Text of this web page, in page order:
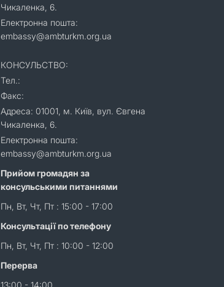
Чикаленка, 6.
Електронна пошта:
embassy@ambturkm.org.ua
КОНСУЛЬСТВО:
Тел.:
Факс:
Адреса: 01001, м. Київ, вул. Євгена
Чикаленка, 6.
Електронна пошта:
embassy@ambturkm.org.ua
Прийом громадян за
консульськими питаннями
Пн, Вт, Чт, Пт : 15:00 - 17:00
Консультації по телефону
Пн, Вт, Чт, Пт : 10:00 - 12:00
Перерва